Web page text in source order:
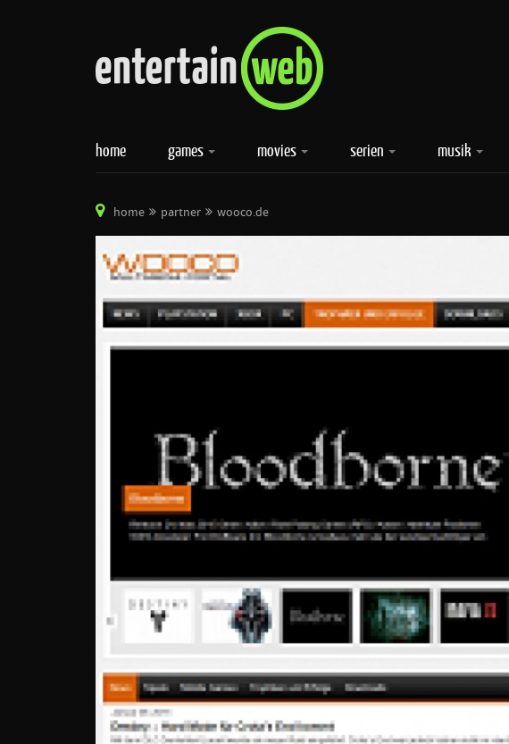
home games movies serien musik
home partner wooco.de